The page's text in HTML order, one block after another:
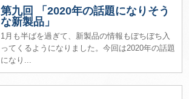
第九回 「2020年の話題になりそう
な新製品」
1月も半ばを過ぎて、新製品の情報もぼちぼち入
ってくるようになりました。今回は2020年の話題
になり...